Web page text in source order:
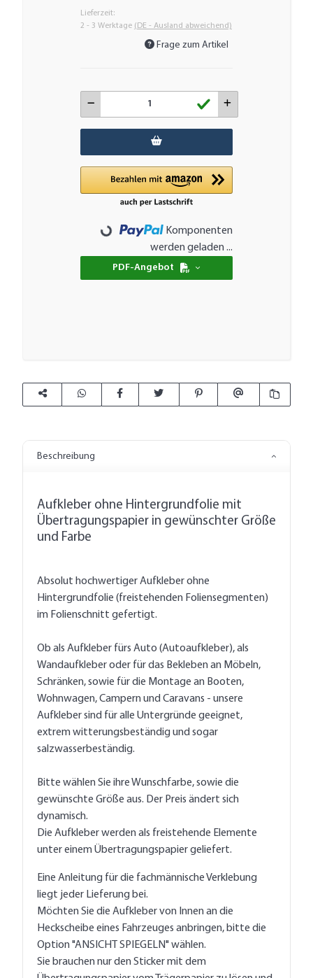
Lieferzeit:
2 - 3 Werktage (DE - Ausland abweichend)
Frage zum Artikel
Loading...
Komponenten
werden geladen ...
PDF-Angebot
Beschreibung
Aufkleber ohne Hintergrundfolie mit
Übertragungspapier in gewünschter Größe
und Farbe
Absolut hochwertiger Aufkleber ohne
Hintergrundfolie (freistehenden Foliensegmenten)
im Folienschnitt gefertigt.
Ob als Aufkleber fürs Auto (Autoaufkleber), als
Wandaufkleber oder für das Bekleben an Möbeln,
Schränken, sowie für die Montage an Booten,
Wohnwagen, Campern und Caravans - unsere
Aufkleber sind für alle Untergründe geeignet,
extrem witterungsbeständig und sogar
salzwasserbeständig.
Bitte wählen Sie ihre Wunschfarbe, sowie die
gewünschte Größe aus. Der Preis ändert sich
dynamisch.
Die Aufkleber werden als freistehende Elemente
unter einem Übertragungspapier geliefert.
Eine Anleitung für die fachmännische Verklebung
liegt jeder Lieferung bei.
Möchten Sie die Aufkleber von Innen an die
Heckscheibe eines Fahrzeuges anbringen, bitte die
Option "ANSICHT SPIEGELN" wählen.
Sie brauchen nur den Sticker mit dem